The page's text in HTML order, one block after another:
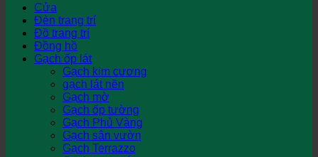
Cửa
Đèn trang trí
Đồ trang trí
Đồng hồ
Gạch ốp lát
Gạch kim cương
gạch lát nền
Gạch mờ
Gạch ốp tường
Gạch Phủ Vàng
Gạch sân vườn
Gạch Terrazzo